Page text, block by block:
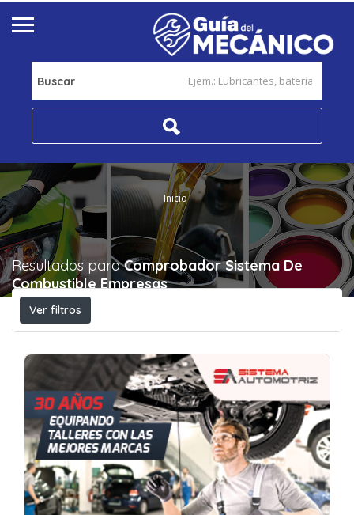
Buscar
Inicio
Resultados paraComprobador Sistema De
Combustible Empresas
Ver filtros